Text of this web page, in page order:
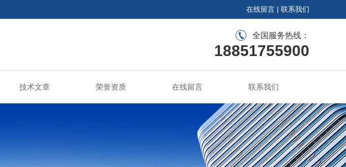
在线留言 | 联系我们
全国服务热线：
18851755900
技术文章 荣誉资质 在线留言 联系我们